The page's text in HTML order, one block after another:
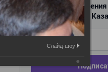
Новости и изменения
для бухгалтеров
Введите ваш e-mail
Слайд-шоу: